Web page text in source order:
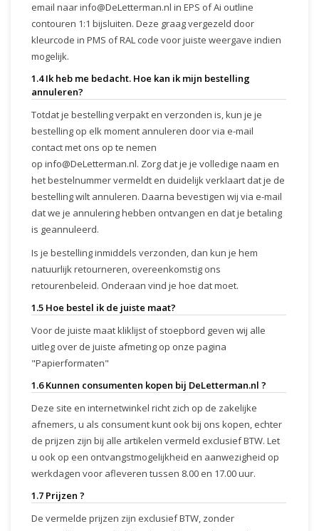
email naarinfo@DeLetterman.nl in EPS of Ai outline
contouren 1:1 bijsluiten. Deze graag vergezeld door
kleurcode in PMS of RAL code voor juiste weergave indien
mogelijk.
1.4 Ik heb me bedacht. Hoe kan ik mijn bestelling
annuleren?
Totdat je bestelling verpakt en verzonden is, kun je je
bestelling op elk moment annuleren door via e-mail
contact met ons op te nemen
op info@DeLetterman.nl. Zorg dat je je volledige naam en
het bestelnummer vermeldt en duidelijk verklaart dat je de
bestelling wilt annuleren. Daarna bevestigen wij via e-mail
dat we je annulering hebben ontvangen en dat je betaling
is geannuleerd.
Is je bestelling inmiddels verzonden, dan kun je hem
natuurlijk retourneren, overeenkomstig ons
retourenbeleid. Onderaan vind je hoe dat moet.
1.5 Hoe bestel ik de juiste maat?
Voor de juiste maat kliklijst of stoepbord geven wij alle
uitleg over de juiste afmeting op onze pagina
"Papierformaten"
1.6 Kunnen consumenten kopen bij DeLetterman.nl ?
Deze site en internetwinkel richt zich op de zakelijke
afnemers, u als consument kunt ook bij ons kopen, echter
de prijzen zijn bij alle artikelen vermeld exclusief BTW. Let
u ook op een ontvangstmogelijkheid en aanwezigheid op
werkdagen voor afleveren tussen 8.00 en 17.00 uur.
1.7 Prijzen ?
De vermelde prijzen zijn exclusief BTW, zonder